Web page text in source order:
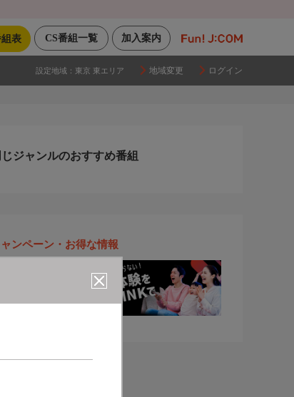
加入案内
CS番組一覧
表
設定地域： 東京 東エリア 地域変更 ログイン
じジャンルのおすすめ番組
ンペーン・お得な情報